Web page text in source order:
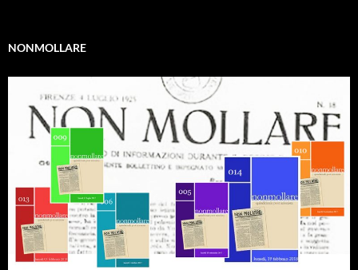
NONMOLLARE